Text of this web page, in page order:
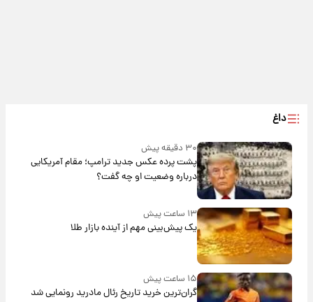
داغ
۳۰ دقیقه پیش
پشت پرده عکس جدید ترامپ؛ مقام آمریکایی
درباره وضعیت او چه گفت؟
۱۳ ساعت پیش
یک پیش‌بینی مهم از آینده بازار طلا
۱۵ ساعت پیش
گران‌ترین خرید تاریخ رئال مادرید رونمایی شد